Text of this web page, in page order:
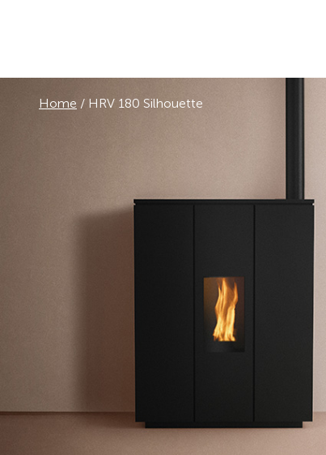
Home / HRV 180 Silhouette